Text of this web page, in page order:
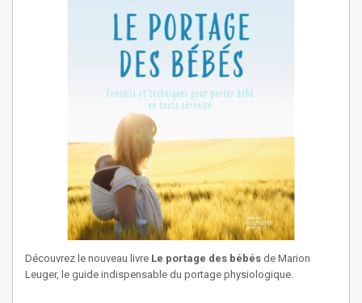
Découvrez le nouveau livre Le portage des bébés de Marion
Leuger, le guide indispensable du portage physiologique.